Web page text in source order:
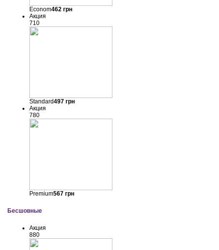
Econom462грн
Акция
710
Standard497грн
Акция
780
Premium567грн
Бесшовные
Акция
880